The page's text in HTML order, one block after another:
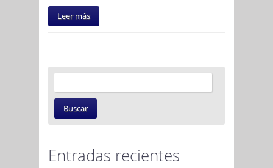
Leer más
Entradas recientes